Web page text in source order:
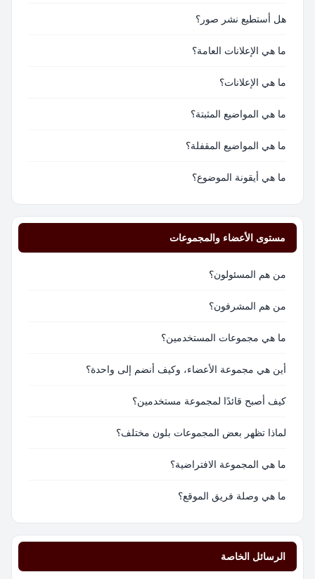
هل أستطيع نشر صور؟
ما هي الإعلانات العامة؟
ما هي الإعلانات؟
ما هي المواضيع المثبتة؟
ما هي المواضيع المقفلة؟
ما هي أيقونة الموضوع؟
مستوى الأعضاء والمجموعات
من هم المسئولون؟
من هم المشرفون؟
ما هي مجموعات المستخدمين؟
أين هي مجموعة الأعضاء، وكيف أنضم إلى واحدة؟
كيف أصبح قائدًا لمجموعة مستخدمين؟
لماذا تظهر بعض المجموعات بلون مختلف؟
ما هي المجموعة الافتراضية؟
ما هي وصلة فريق الموقع؟
الرسائل الخاصة